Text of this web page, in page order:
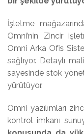
İşletme
Omni’nin Zincir
Omni Arka Ofis
sağlıyor. Detaylı
sayesinde stok
yürütüyor.
Omni yazılımları
kontrol imkanı